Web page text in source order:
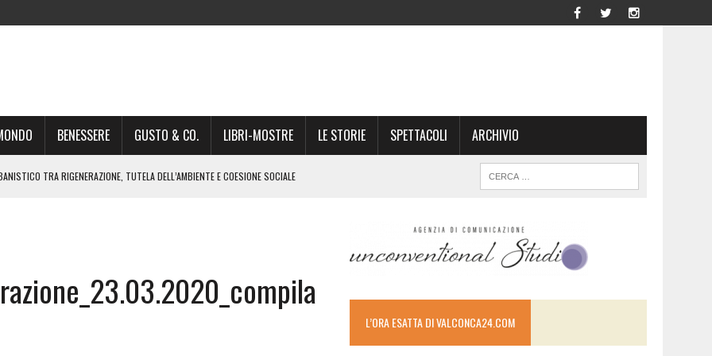
BENESSERE GUSTO & CO. LIBRI-MOSTRE LE STORIE SPETTACOLI ARCHIVIO
TRA RIGENERAZIONE, TUTELA DELL’AMBIENTE E COESIONE SOCIALE
GIONCHETTI SOMMELIER DEL CALABRESE “QAFIZ”
IL RITORNO. L’OPERA DI KIROLES BOSHRA È VITA VERA
PARTE DI STAGIONE TEATRALE CON CLAUDIO MORICI SABATO 20
L’ORA ESATTA DI VALCONCA24.COM